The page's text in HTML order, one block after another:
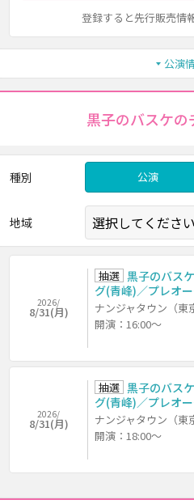
登録すると先行販売情
公演
黒子のバスケ
種別 公演
地域
2026/
8/31(月)
抽選 黒子のバス
グ(青峰)／プレオ
ナンジャタウン（東
開演：16:00～
2026/
8/31(月)
抽選 黒子のバス
グ(青峰)／プレオ
ナンジャタウン（東
開演：18:00～